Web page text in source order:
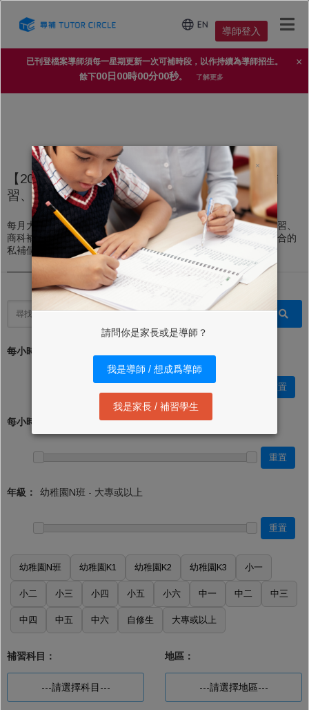
導師登入
×
已刊登檔案導師須每一星期更新一次可補時段，以作持續為導師招生。
餘下00日00時00分00秒。 了解更多
×
請問你是家長或是導師？
我是導師 / 想成爲導師
我是家長 / 補習學生
【2025年家長導師信賴 No.1 補習平台】上門補
習、私人補習個案
每月大量上門補習、私人補習個案，不論DSE文科補習、理科補習、
商科補習，還是高中、初中、小學補習，導師都能即時配對到適合的
私補個案。
每小時學費 (最低)：*
重置
每小時學費 (最高)：
重置
年級：
重置
幼稚園N班 幼稚園K1 幼稚園K2 幼稚園K3 小一
小二 小三 小四 小五 小六 中一 中二 中三
中四 中五 中六 自修生 大專或以上
補習科目： 地區：
---請選擇科目--- ---請選擇地區---